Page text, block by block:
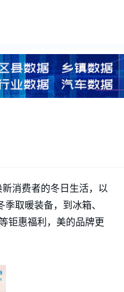
消费者的冬日生活，以
取暖装备，到冰箱、
钜惠福利，美的品牌更